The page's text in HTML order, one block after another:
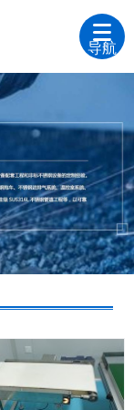
导航